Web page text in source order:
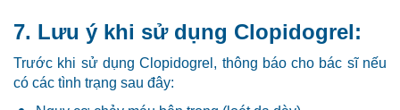
7. Lưu ý khi sử dụng Clopidogrel:
Trước khi sử dụng Clopidogrel, thông báo cho bác sĩ nếu
có các tình trạng sau đây: